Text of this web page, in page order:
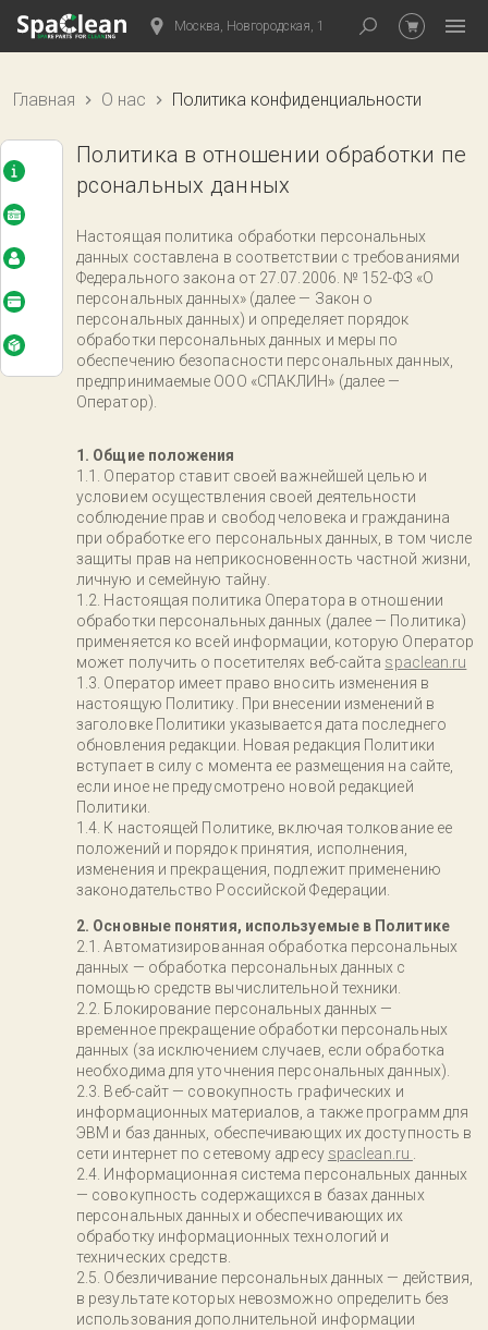
Москва, Новгородская, 1
Главная О нас Политика конфиденциальности
Политика в отношении обработки пе
рсональных данных
Настоящая политика обработки персональных
данных составлена в соответствии с требованиями
Федерального закона от 27.07.2006. № 152-ФЗ «О
персональных данных» (далее — Закон о
персональных данных) и определяет порядок
обработки персональных данных и меры по
обеспечению безопасности персональных данных,
предпринимаемые ООО «СПАКЛИН» (далее —
Оператор).
1. Общие положения
Оператор ставит своей важнейшей целью и
условием осуществления своей деятельности
соблюдение прав и свобод человека и гражданина
при обработке его персональных данных, в том числе
защиты прав на неприкосновенность частной жизни,
личную и семейную тайну.
Настоящая политика Оператора в отношении
обработки персональных данных (далее — Политика)
применяется ко всей информации, которую Оператор
может получить о посетителях веб-сайта spaclean.ru
Оператор имеет право вносить изменения в
настоящую Политику. При внесении изменений в
заголовке Политики указывается дата последнего
обновления редакции. Новая редакция Политики
вступает в силу с момента ее размещения на сайте,
если иное не предусмотрено новой редакцией
Политики.
К настоящей Политике, включая толкование ее
положений и порядок принятия, исполнения,
изменения и прекращения, подлежит применению
законодательство Российской Федерации.
2. Основные понятия, используемые в Политике
Автоматизированная обработка персональных
данных — обработка персональных данных с
помощью средств вычислительной техники.
Блокирование персональных данных —
временное прекращение обработки персональных
данных (за исключением случаев, если обработка
необходима для уточнения персональных данных).
Веб-сайт — совокупность графических и
информационных материалов, а также программ для
ЭВМ и баз данных, обеспечивающих их доступность в
сети интернет по сетевому адресу spaclean.ru
Информационная система персональных данных
— совокупность содержащихся в базах данных
персональных данных и обеспечивающих их
обработку информационных технологий и
технических средств.
Обезличивание персональных данных — действия,
в результате которых невозможно определить без
использования дополнительной информации